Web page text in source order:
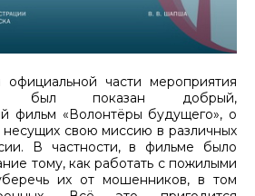
части мероприятия
был показан добрый,
фильм «Волонтёры будущего», о
несущих свою миссию в различных
В частности, в фильме было
тому, как работать с пожилыми
их от мошенников, в том